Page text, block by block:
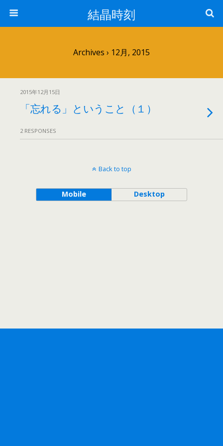
結晶時刻
Archives › 12月, 2015
2015年12月15日
「忘れる」ということ（１）
2 RESPONSES
Back to top
Mobile Desktop